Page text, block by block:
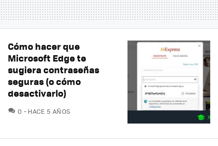
Cómo hacer que
Microsoft Edge te
sugiera contraseñas
seguras (o cómo
desactivarlo)
0 COMENTARIOS
HACE 5 AÑOS